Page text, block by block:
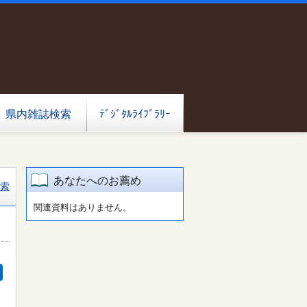
県内雑誌検索 ﾃﾞｼﾞﾀﾙﾗｲﾌﾞﾗﾘｰ
あなたへのお薦め
関連資料はありません。